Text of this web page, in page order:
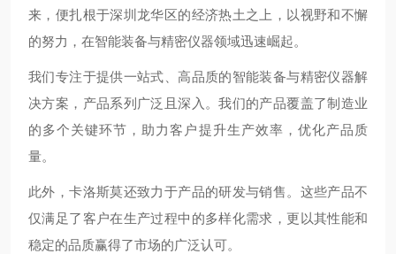
来，便扎根于深圳龙华区的经济热土之上，以视野和不懈
的努力，在智能装备与精密仪器领域迅速崛起。
我们专注于提供一站式、高品质的智能装备与精密仪器解
决方案，产品系列广泛且深入。我们的产品覆盖了制造业
的多个关键环节，助力客户提升生产效率，优化产品质
量。
此外，卡洛斯莫还致力于产品的研发与销售。这些产品不
仅满足了客户在生产过程中的多样化需求，更以其性能和
稳定的品质赢得了市场的广泛认可。